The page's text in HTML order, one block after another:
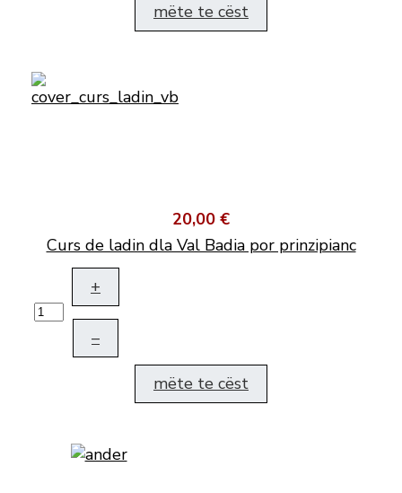
mëte te cëst
20,00 €
Curs de ladin dla Val Badia por prinzipianc
+
–
mëte te cëst